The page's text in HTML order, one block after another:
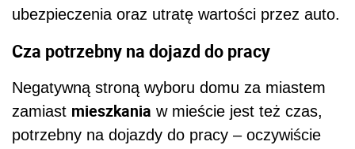
ubezpieczenia oraz utratę wartości przez auto.
Cza potrzebny na dojazd do pracy
Negatywną stroną wyboru domu za miastem
zamiast mieszkania w mieście jest też czas,
potrzebny na dojazdy do pracy – oczywiście